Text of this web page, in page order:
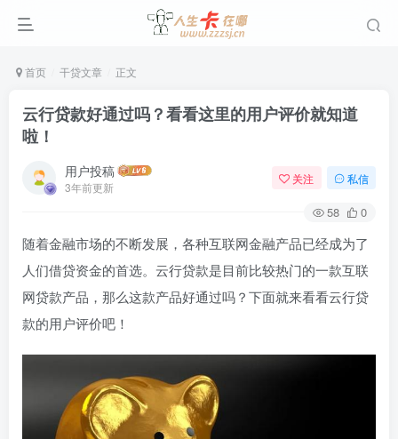
首页 干贷文章 正文
云行贷款好通过吗？看看这里的用户评价就知道
啦！
用户投稿
3年前更新
关注 私信
58 0
随着金融市场的不断发展，各种互联网金融产品已经成为了
人们借贷资金的首选。云行贷款是目前比较热门的一款互联
网贷款产品，那么这款产品好通过吗？下面就来看看云行贷
款的用户评价吧！